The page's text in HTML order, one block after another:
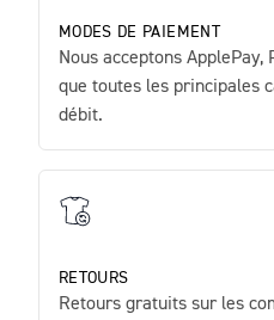
MODES DE PAIEMENT
Nous acceptons ApplePay,
que toutes les principales
débit.
RETOURS
Retours gratuits sur les